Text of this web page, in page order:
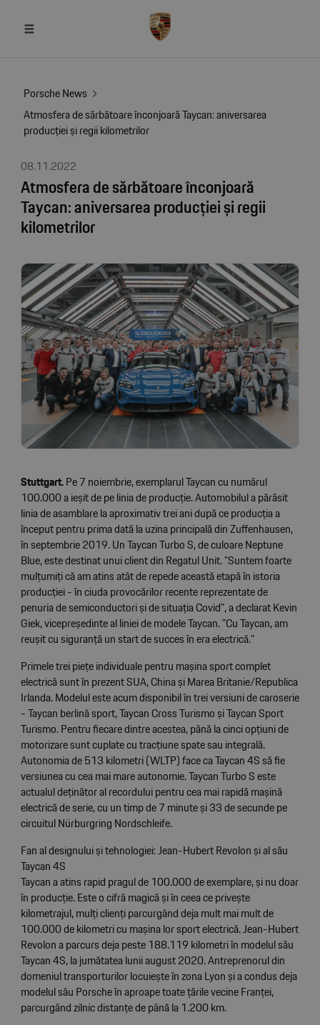
Porsche News
Atmosfera de sărbătoare înconjoară Taycan: aniversarea
producției și regii kilometrilor
08.11.2022
Atmosfera de sărbătoare înconjoară
Taycan: aniversarea producției și regii
kilometrilor
Stuttgart.Pe 7 noiembrie, exemplarul Taycan cu numărul
100.000 a ieșit de pe linia de producție. Automobilul a părăsit
linia de asamblare la aproximativ trei ani după ce producția a
început pentru prima dată la uzina principală din Zuffenhausen,
în septembrie 2019. Un Taycan Turbo S, de culoare Neptune
Blue, este destinat unui client din Regatul Unit. "Suntem foarte
mulțumiți că am atins atât de repede această etapă în istoria
producției - în ciuda provocărilor recente reprezentate de
penuria de semiconductori și de situația Covid", a declarat Kevin
Giek, vicepreședinte al liniei de modele Taycan. "Cu Taycan, am
reușit cu siguranță un start de succes în era electrică."
Primele trei piețe individuale pentru mașina sport complet
electrică sunt în prezent SUA, China și Marea Britanie/Republica
Irlanda. Modelul este acum disponibil în trei versiuni de caroserie
- Taycan berlină sport, Taycan Cross Turismo și Taycan Sport
Turismo. Pentru fiecare dintre acestea, până la cinci opțiuni de
motorizare sunt cuplate cu tracțiune spate sau integrală.
Autonomia de 513 kilometri (WLTP) face ca Taycan 4S să fie
versiunea cu cea mai mare autonomie. Taycan Turbo S este
actualul deținător al recordului pentru cea mai rapidă mașină
electrică de serie, cu un timp de 7 minute și 33 de secunde pe
circuitul Nürburgring Nordschleife.
Fan al designului și tehnologiei: Jean-Hubert Revolon și al său
Taycan 4S
Taycan a atins rapid pragul de 100.000 de exemplare, și nu doar
în producție. Este o cifră magică și în ceea ce privește
kilometrajul, mulți clienți parcurgând deja mult mai mult de
100.000 de kilometri cu mașina lor sport electrică. Jean-Hubert
Revolon a parcurs deja peste 188.119 kilometri în modelul său
Taycan 4S, la jumătatea lunii august 2020. Antreprenorul din
domeniul transporturilor locuiește în zona Lyon și a condus deja
modelul său Porsche în aproape toate țările vecine Franței,
parcurgând zilnic distanțe de până la 1.200 km.